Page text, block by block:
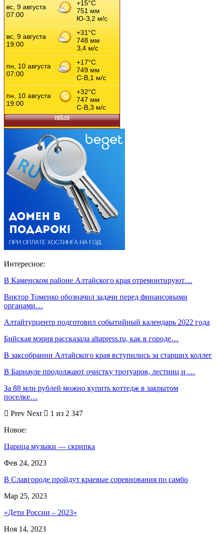
Интересное:
В Каменском районе Алтайского края отремонтируют…
Виктор Томенко обозначил задачи перед финансовыми
органами…
Алтайтурцентр подготовил событийный календарь 2022 года
Бийская мэрия рассказала altapress.ru, как в городе…
В заксобрании Алтайского края вступились за старших коллег
В Барнауле продолжают очистку тротуаров, лестниц и …
За 88 млн рублей можно купить коттедж в закрытом
поселке…
Prev Next
1 из 2 347
Новое:
Царица музыки — скрипка
Фев 24, 2023
В Славгороде пройдут краевые соревнования по самбо
Мар 25, 2023
«Дети России – 2023»
Ноя 14, 2023